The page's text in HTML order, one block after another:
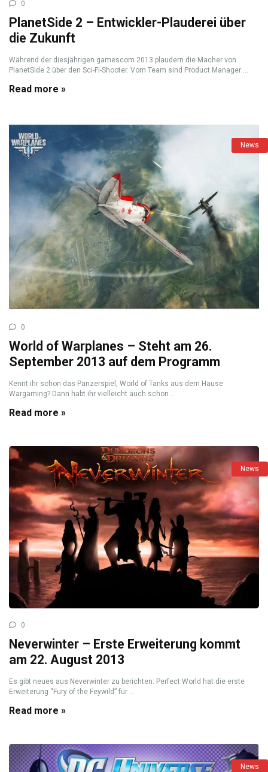
0
PlanetSide 2 – Entwickler-Plauderei über
die Zukunft
Während der diesjährigen gamescom 2013 plaudern die Macher von
PlanetSide 2 über den Sci-Fi-Shooter. Vom Team sind Product Manager ...
Read more »
News
0
World of Warplanes – Steht am 26.
September 2013 auf dem Programm
Kennt ihr schon das Panzerspiel, World of Tanks aus dem Hause
Wargaming? Dann habt ihr vielleicht auch schon ...
Read more »
News
0
Neverwinter – Erste Erweiterung kommt
am 22. August 2013
Es gibt neues aus Neverwinter zu berichten: Perfect World hat die erste
Erweiterung “Fury of the Feywild” für ...
Read more »
News